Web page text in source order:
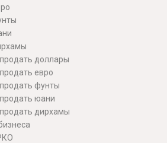
доллары
евро
фунты
юани
дирхамы